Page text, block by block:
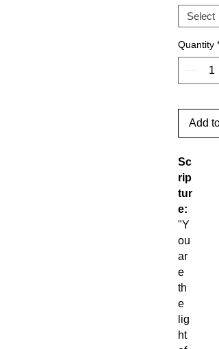
Quantity *
Add
Sc
rip
tur
e:
"Y
ou
ar
e
th
e
lig
ht